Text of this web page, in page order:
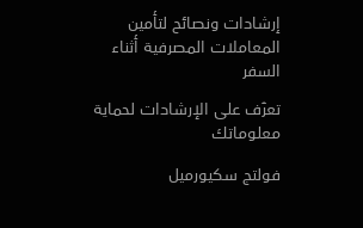
إرشادات ونصائح لتأمين
المعاملات المصرفية أثناء
السفر
تعرّف على الإرشادات لحماية
معلوماتك
فولتج سكيورميل